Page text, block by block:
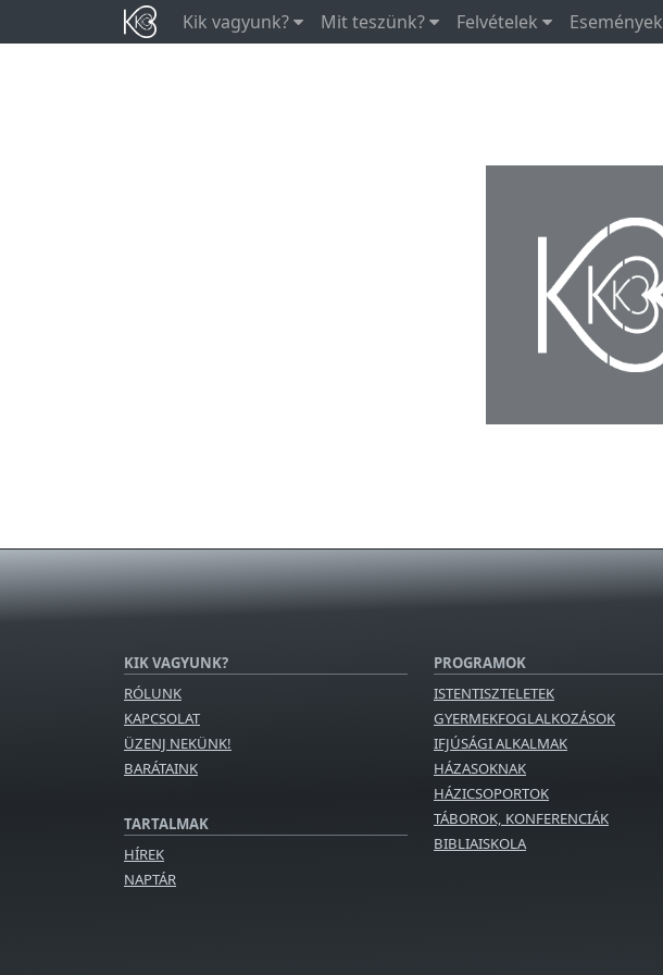
Kik vagyunk? Mit teszünk? Felvételek Események
KIK VAGYUNK?
RÓLUNK
KAPCSOLAT
ÜZENJ NEKÜNK!
BARÁTAINK
TARTALMAK
HÍREK
NAPTÁR
PROGRAMOK
ISTENTISZTELETEK
GYERMEKFOGLALKOZÁSOK
IFJÚSÁGI ALKALMAK
HÁZASOKNAK
HÁZICSOPORTOK
TÁBOROK, KONFERENCIÁK
BIBLIAISKOLA